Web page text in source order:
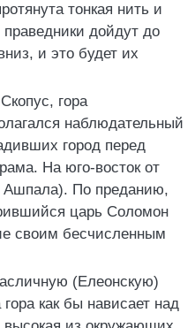
тонкая нить и
дойдут до
и это будет их
гора
наблюдательный
город перед
На юго-восток от
Ашпала). По преданию,
царь Соломон
своим бесчисленным
(Елеонскую)
как бы нависает над